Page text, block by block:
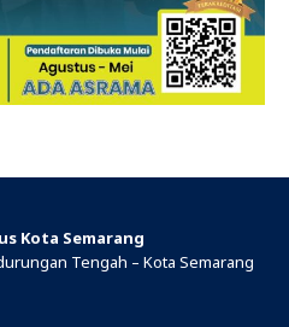
Kota Semarang
Tengah – Kota Semarang